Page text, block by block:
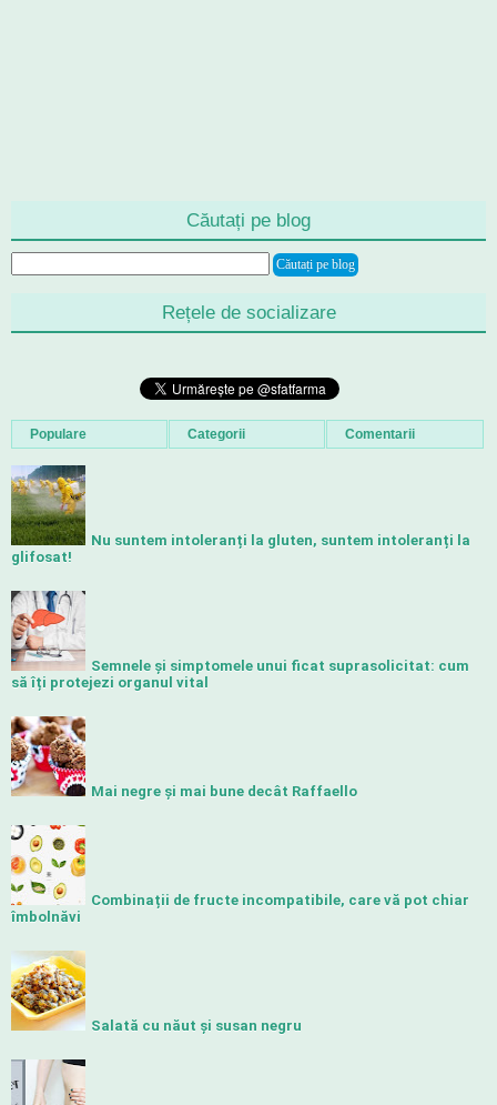
Căutați pe blog
Rețele de socializare
Populare Categorii Comentarii
Nu suntem intoleranți la gluten, suntem intoleranți la
glifosat!
Semnele și simptomele unui ficat suprasolicitat: cum
să îți protejezi organul vital
Mai negre și mai bune decât Raffaello
Combinații de fructe incompatibile, care vă pot chiar
îmbolnăvi
Salată cu năut și susan negru